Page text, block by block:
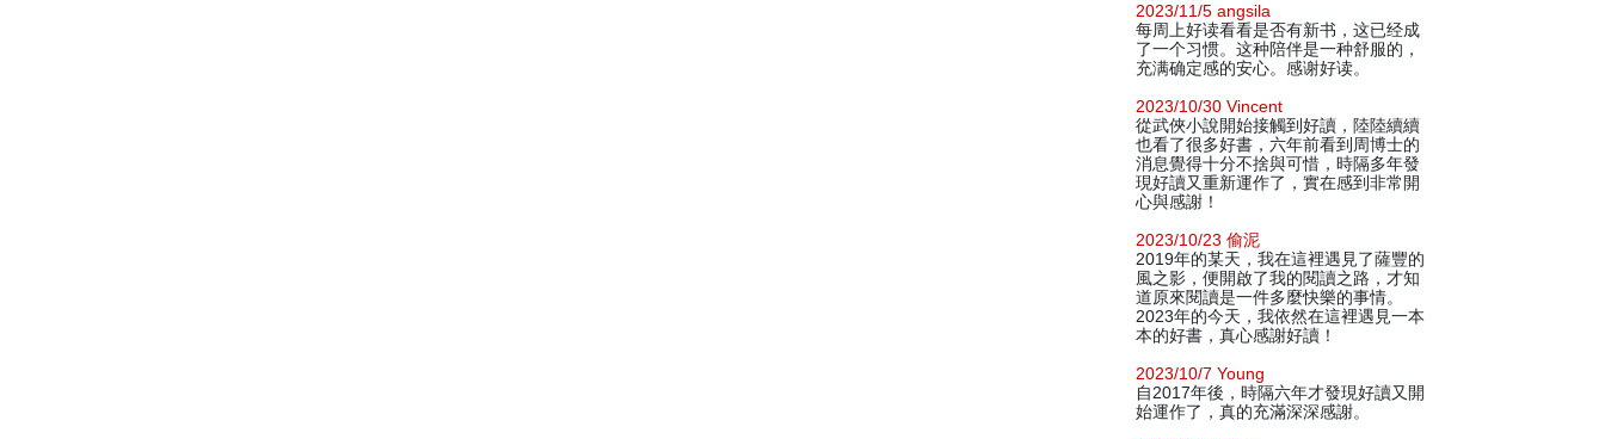
2023/11/5 angsila
每周上好读看看是否有新书，这已经成
了一个习惯。这种陪伴是一种舒服的，
充满确定感的安心。感谢好读。
2023/10/30 Vincent
從武俠小說開始接觸到好讀，陸陸續續
也看了很多好書，六年前看到周博士的
消息覺得十分不捨與可惜，時隔多年發
現好讀又重新運作了，實在感到非常開
心與感謝！
2023/10/23 偷泥
2019年的某天，我在這裡遇見了薩豐的
風之影，便開啟了我的閱讀之路，才知
道原來閱讀是一件多麼快樂的事情。
2023年的今天，我依然在這裡遇見一本
本的好書，真心感謝好讀！
2023/10/7 Young
自2017年後，時隔六年才發現好讀又開
始運作了，真的充滿深深感謝。